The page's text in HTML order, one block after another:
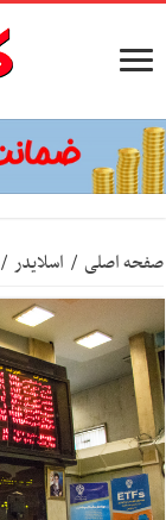
صفحه اصلی / اسلایدر /